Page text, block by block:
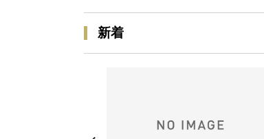
新着